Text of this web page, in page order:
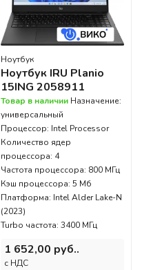
Ноутбук
Ноутбук IRU Planio
15ING 2058911
Товар в наличии Назначение:
универсальный
Процессор: Intel Processor
Количество ядер
процессора: 4
Частота процессора: 800 МГц
Кэш процессора: 5 Мб
Платформа: Intel Alder Lake-N
(2023)
Turbo частота: 3400 МГц
1 652,00 руб..
c НДС